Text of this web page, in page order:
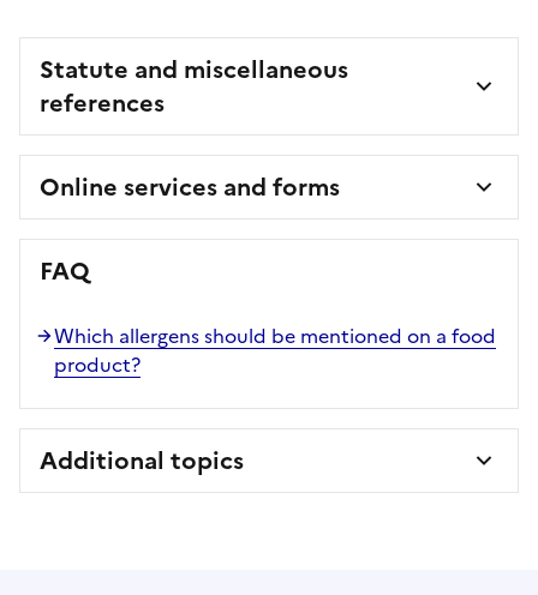
Statute and miscellaneous
references
Online services and forms
FAQ
Which allergens should be mentioned on a food
product?
Additional topics